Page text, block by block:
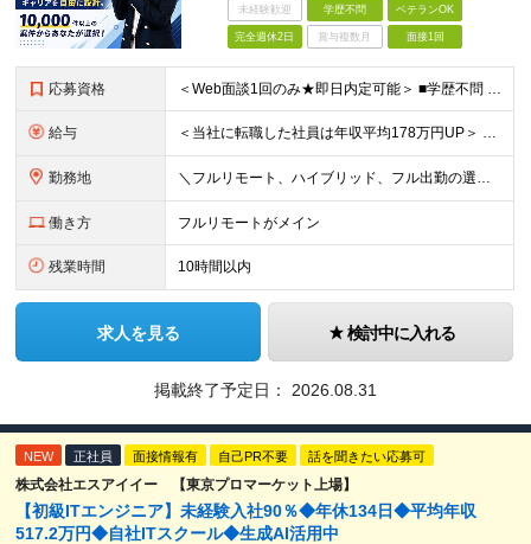
未経験歓迎 学歴不問 ベテランOK
完全週休2日 賞与複数月 面接1回
応募資格 ＜Web面談1回のみ★即日内定可能＞ ■学歴不問 ■エンジニアとしての実務経験1年以上 （開発・インフラ・技術・工程など不問）
給与 ＜当社に転職した社員は年収平均178万円UP＞ 月給45万円～120万円＋賞与＋各手当 ※経験・能力などを考慮の上、決定します ※案件の契約内容（月単金など）や昇給、賞与額はすべてシステム上で開示し
勤務地 ＼フルリモート、ハイブリッド、フル出勤の選択可＆帰社日なし／ 【下記エリアを中心とするクライアント先または自宅にて勤務】 ■首都圏：東京・埼玉・千葉・神奈川 ■関西：大阪・兵庫・京都・滋賀・奈良・和
働き方 フルリモートがメイン
残業時間 10時間以内
求人を見る 検討中に入れる
掲載終了予定日： 2026.08.31
NEW 正社員 面接情報有 自己PR不要 話を聞きたい応募可
株式会社エスアイイー 【東京プロマーケット上場】
【初級ITエンジニア】未経験入社90％◆年休134日◆平均年収
517.2万円◆自社ITスクール◆生成AI活用中